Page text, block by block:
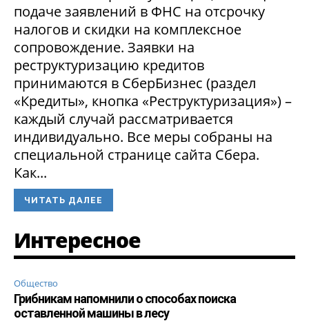
подаче заявлений в ФНС на отсрочку
налогов и скидки на комплексное
сопровождение. Заявки на
реструктуризацию кредитов
принимаются в СберБизнес (раздел
«Кредиты», кнопка «Реструктуризация») –
каждый случай рассматривается
индивидуально. Все меры собраны на
специальной странице сайта Сбера.
Как...
ЧИТАТЬ ДАЛЕЕ
Интересное
Общество
Грибникам напомнили о способах поиска
оставленной машины в лесу